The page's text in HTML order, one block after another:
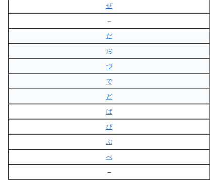
ぜ
–
だ
ぢ
づ
で
ど
ば
び
ぶ
べ
–